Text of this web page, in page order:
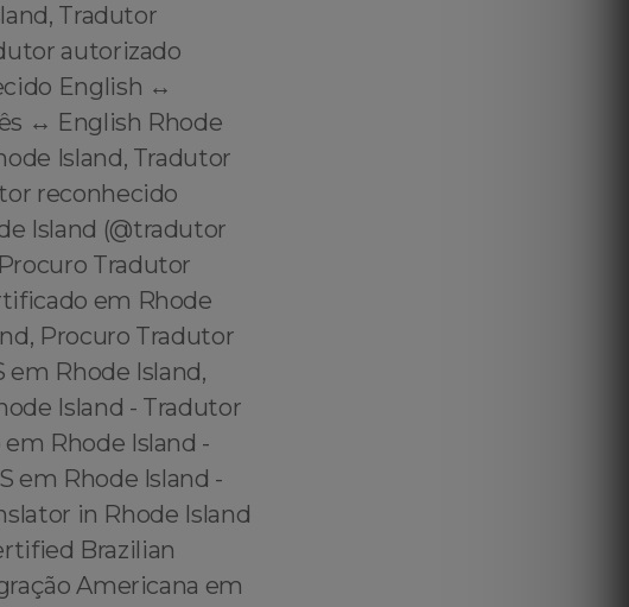
Tradutor
autorizado
English ↔️
↔️ English Rhode
Island, Tradutor
reconhecido
Island (@tradutor
Tradutor
em Rhode
Procuro Tradutor
em Rhode Island,
Island - Tradutor
Rhode Island -
em Rhode Island -
in Rhode Island
Brazilian
Americana em